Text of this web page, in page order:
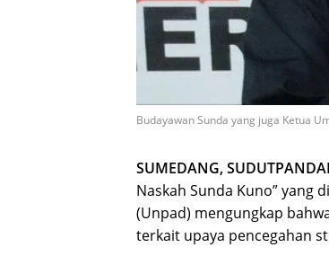
Budayawan Sunda yang juga Ketua
SUMEDANG,
Naskah Sunda Kuno” yang
(Unpad) mengungkap
terkait upaya pencegahan